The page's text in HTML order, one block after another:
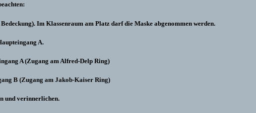
Im Klassenraum am Platz darf die Maske abgenommen werden.
A.
A (Zugang am Alfred-Delp Ring)
B (Zugang am Jakob-Kaiser Ring)
und verinnerlichen.